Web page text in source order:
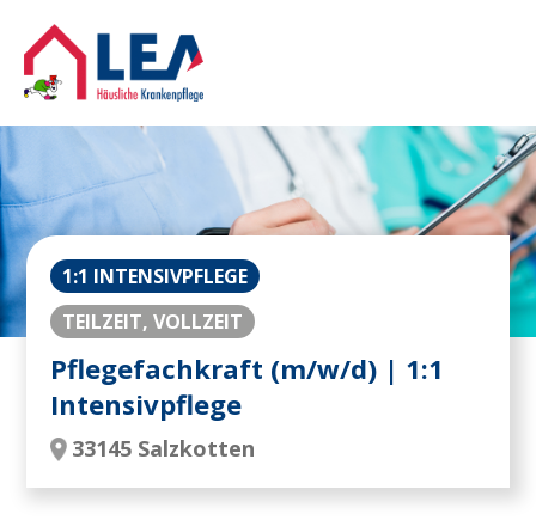
1:1 INTENSIVPFLEGE
TEILZEIT, VOLLZEIT
Pflegefachkraft (m/w/d) | 1:1
Intensivpflege
33145 Salzkotten